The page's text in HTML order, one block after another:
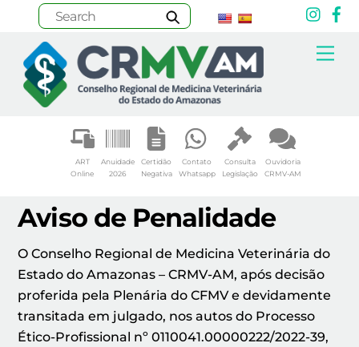
content
ART
Online
Anuidade
2026
Certidão
Negativa
Contato
Whatsapp
Consulta
Legislação
Ouvidoria
CRMV-AM
Aviso de Penalidade
O Conselho Regional de Medicina Veterinária do
Estado do Amazonas – CRMV-AM, após decisão
proferida pela Plenária do CFMV e devidamente
transitada em julgado, nos autos do Processo
Ético-Profissional nº 0110041.00000222/2022-39,